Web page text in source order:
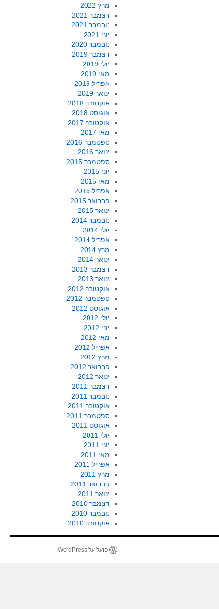
מרץ 2022
דצמבר 2021
נובמבר 2021
יוני 2021
נובמבר 2020
דצמבר 2019
יולי 2019
מאי 2019
אפריל 2019
ינואר 2019
אוקטובר 2018
אוגוסט 2018
אוקטובר 2017
מאי 2017
ספטמבר 2016
ינואר 2016
ספטמבר 2015
יוני 2015
מאי 2015
אפריל 2015
פברואר 2015
ינואר 2015
נובמבר 2014
יולי 2014
אפריל 2014
מרץ 2014
ינואר 2014
דצמבר 2013
ינואר 2013
אוקטובר 2012
ספטמבר 2012
אוגוסט 2012
יולי 2012
יוני 2012
מאי 2012
אפריל 2012
מרץ 2012
פברואר 2012
ינואר 2012
דצמבר 2011
נובמבר 2011
אוקטובר 2011
ספטמבר 2011
אוגוסט 2011
יולי 2011
יוני 2011
מאי 2011
אפריל 2011
מרץ 2011
פברואר 2011
ינואר 2011
דצמבר 2010
נובמבר 2010
אוקטובר 2010
פועל על WordPress.